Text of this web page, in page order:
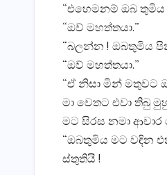
“එහෙමනම් ඔබ තුමිය
“ඔව් මහත්තයා.”
“බලන්න ! ඔබතුමිය
“ඔව් මහත්තයා.”
“ඒ නිසා මින් මතුවට
මා වෙතට එවා තිබු
මට සිරස නමා
“ඔබතුමිය මට වඳින
ස්තුතියි !